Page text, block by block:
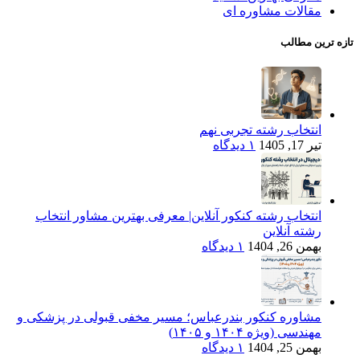
مقالات مشاوره ای
تازه ترین مطالب
انتخاب رشته تجربی نهم
تیر 17, 1405
۱ دیدگاه
انتخاب رشته کنکور آنلاین| معرفی بهترین مشاور انتخاب
رشته آنلاین
بهمن 26, 1404
۱ دیدگاه
مشاوره کنکور بندرعباس؛ مسیر مخفی قبولی در پزشکی و
مهندسی (ویژه ۱۴۰۴ و ۱۴۰۵)
بهمن 25, 1404
۱ دیدگاه